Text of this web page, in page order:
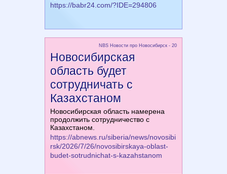
https://babr24.com/?IDE=294806
NBS Новости про Новосибирск - 20
Новосибирская
область будет
сотрудничать с
Казахстаном
Новосибирская область намерена
продолжить сотрудничество с
Казахстаном.
https://abnews.ru/siberia/news/novosibi
rsk/2026/7/26/novosibirskaya-oblast-
budet-sotrudnichat-s-kazahstanom